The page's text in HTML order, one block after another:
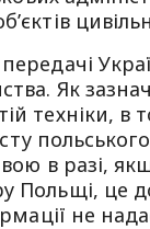
Як
техніки, в
в разі,
Польщі, це
не